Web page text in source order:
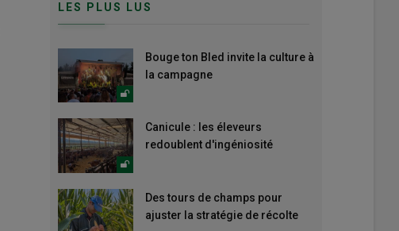
LES PLUS LUS
Bouge ton Bled invite la culture à
la campagne
Canicule : les éleveurs
redoublent d'ingéniosité
Des tours de champs pour
ajuster la stratégie de récolte